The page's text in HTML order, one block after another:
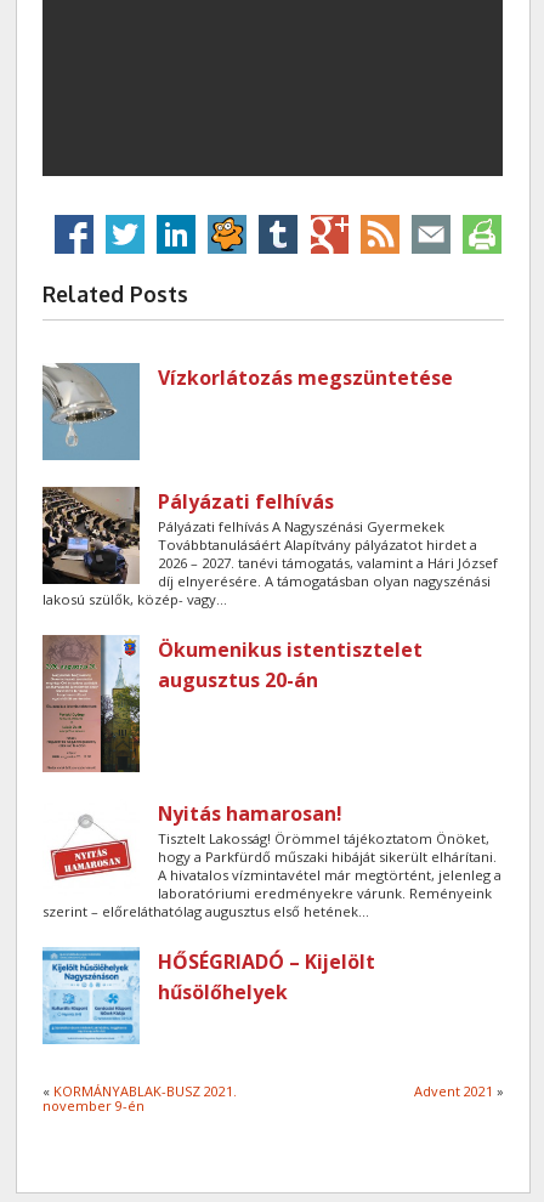
Related Posts
Vízkorlátozás megszüntetése
Pályázati felhívás
Pályázati felhívás A Nagyszénási Gyermekek
Továbbtanulásáért Alapítvány pályázatot hirdet a
2026 – 2027. tanévi támogatás, valamint a Hári József
díj elnyerésére. A támogatásban olyan nagyszénási
lakosú szülők, közép- vagy...
Ökumenikus istentisztelet
augusztus 20-án
Nyitás hamarosan!
Tisztelt Lakosság! Örömmel tájékoztatom Önöket,
hogy a Parkfürdő műszaki hibáját sikerült elhárítani.
A hivatalos vízmintavétel már megtörtént, jelenleg a
laboratóriumi eredményekre várunk. Reményeink
szerint – előreláthatólag augusztus első hetének...
HŐSÉGRIADÓ – Kijelölt
hűsölőhelyek
« KORMÁNYABLAK-BUSZ 2021.
november 9-én
Advent 2021 »